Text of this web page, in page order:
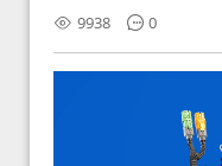
9938 0